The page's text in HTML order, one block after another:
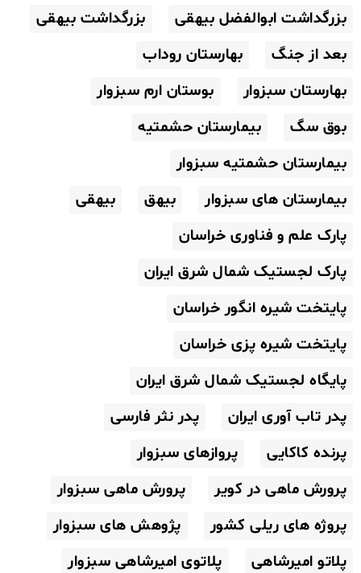
بزرگداشت ابوالفضل بیهقی
بزرگداشت بیهقی
بعد از جنگ
بهارستان روداب
بهارستان سبزوار
بوستان ارم سبزوار
بوق سگ
بیمارستان حشمتیه
بیمارستان حشمتیه سبزوار
بیمارستان های سبزوار
بیهق
بیهقی
پارک علم و فناوری خراسان
پارک لجستیک شمال شرق ایران
پایتخت شیره انگور خراسان
پایتخت شیره پزی خراسان
پایگاه لجستیک شمال شرق ایران
پدر تاب آوری ایران
پدر نثر فارسی
پرنده کاکایی
پروازهای سبزوار
پرورش ماهی در کویر
پرورش ماهی سبزوار
پروژه های ریلی کشور
پژوهش های سبزوار
پلاتو امیرشاهی
پلاتوی امیرشاهی سبزوار